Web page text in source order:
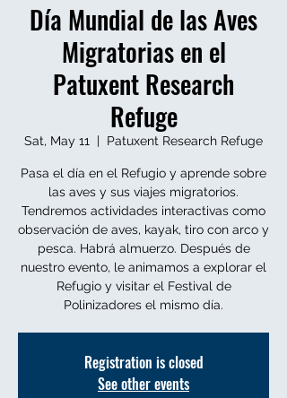
Día Mundial de las Aves
Migratorias en el
Patuxent Research
Refuge
Sat, May 11
  |
Patuxent Research Refuge
Pasa el día en el Refugio y aprende sobre
las aves y sus viajes migratorios.
Tendremos actividades interactivas como
observación de aves, kayak, tiro con arco y
pesca. Habrá almuerzo. Después de
nuestro evento, le animamos a explorar el
Refugio y visitar el Festival de
Polinizadores el mismo día.
Registration is closed
See other events